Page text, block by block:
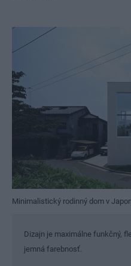
Minimalistický rodinný dom v
Dizajn je maximálne funkčný,
jemná farebnosť.